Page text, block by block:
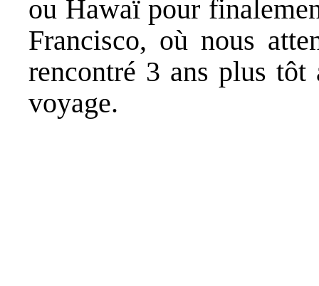
ou Hawaï pour
Francisco, où nous
rencontré 3 ans plus tôt
voyage.